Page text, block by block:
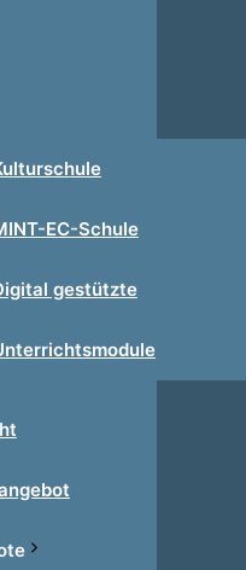
EC-Schule
gestützte